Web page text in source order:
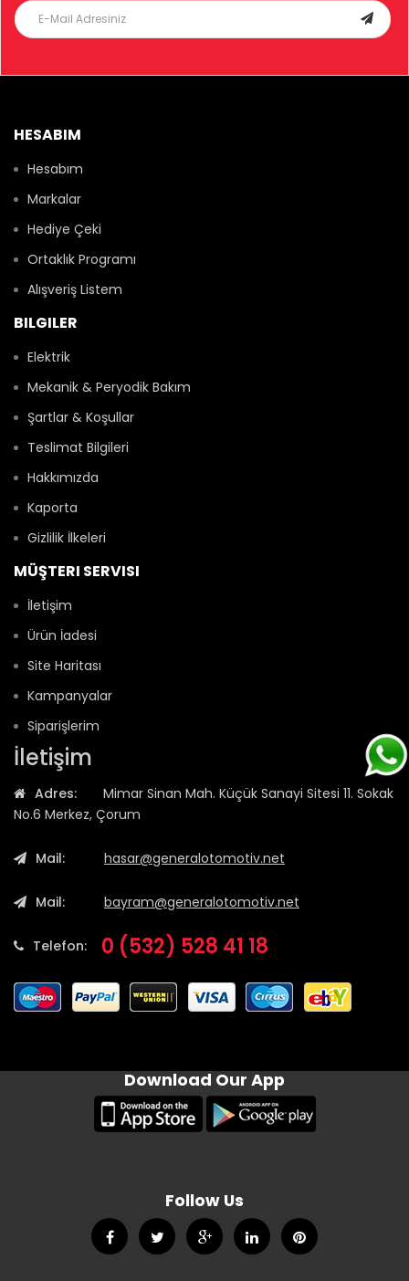
HESABIM
Hesabım
Markalar
Hediye Çeki
Ortaklık Programı
Alışveriş Listem
BILGILER
Elektrik
Mekanik & Peryodik Bakım
Şartlar & Koşullar
Teslimat Bilgileri
Hakkımızda
Kaporta
Gizlilik İlkeleri
MÜŞTERI SERVISI
İletişim
Ürün İadesi
Site Haritası
Kampanyalar
Siparişlerim
İletişim
Adres:
Mimar Sinan Mah. Küçük Sanayi Sitesi 11. Sokak
No.6 Merkez, Çorum
Mail: hasar@generalotomotiv.net
Mail: bayram@generalotomotiv.net
Telefon: 0 (532) 528 41 18
Download Our App
Follow Us